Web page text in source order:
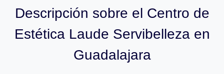
Descripción sobre el Centro de
Estética Laude Servibelleza en
Guadalajara